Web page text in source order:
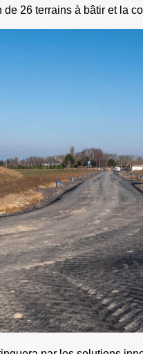
de 26 terrains à bâtir et la